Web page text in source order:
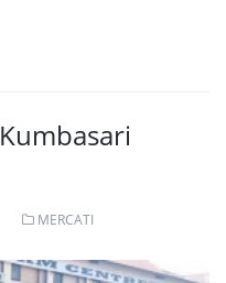
MERCATI